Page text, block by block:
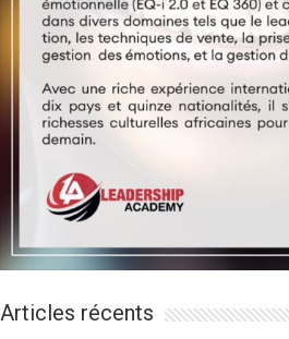
Articles récents